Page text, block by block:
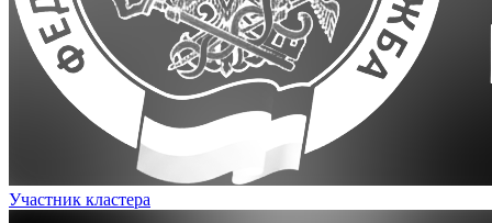
Участник кластера